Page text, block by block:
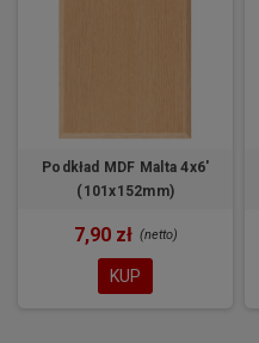
Podkład MDF Malta 4x6'
(101x152mm)
7,90 zł (netto)
KUP